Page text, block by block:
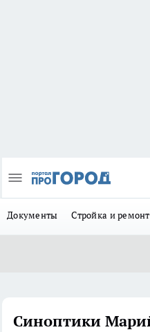
Документы Стройка и ремонт
Синоптики